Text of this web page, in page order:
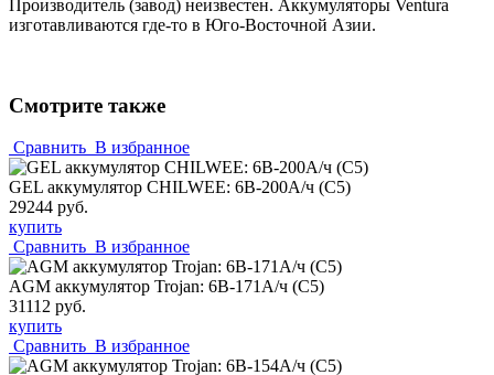
Производитель (завод) неизвестен. Аккумуляторы Ventura
изготавливаются где-то в Юго-Восточной Азии.
Смотрите также
Сравнить В избранное
GEL аккумулятор CHILWEE: 6В-200А/ч (С5)
29244 руб.
купить
Сравнить В избранное
AGM аккумулятор Trojan: 6В-171А/ч (С5)
31112 руб.
купить
Сравнить В избранное